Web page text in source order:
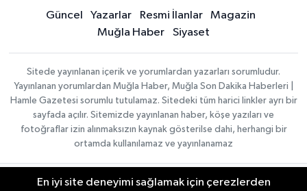
Güncel Yazarlar Resmi İlanlar
Magazin
Muğla Haber
Siyaset
Sitede yayınlanan içerik ve yorumlardan yazarları sorumludur.
Yayınlanan yorumlardan Muğla Haber, Muğla Son Dakika Haberleri |
Hamle Gazetesi sorumlu tutulamaz. Sitedeki tüm harici linkler ayrı bir
sayfada açılır. Sitemizde yayınlanan haber, köşe yazıları ve
fotoğraflar izin alınmaksızın kaynak gösterilse dahi, herhangi bir
ortamda kullanılamaz ve yayınlanamaz
Gizlilik Sözleşmesi
En iyi site deneyimi sağlamak için çerezlerden